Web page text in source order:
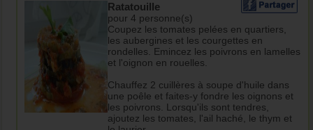
Ratatouille
pour 4 personne(s)
Coupez les tomates pelées en quartiers,
les aubergines et les courgettes en
rondelles. Emincez les poivrons en lamelles
et l'oignon en rouelles.
Chauffez 2 cuillères à soupe d'huile dans
une poêle et faites-y fondre les oignons et
les poivrons. Lorsqu'ils sont tendres,
ajoutez les tomates, l'ail haché, le thym et